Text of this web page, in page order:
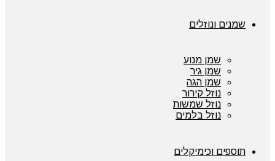
שמנים ונוזלים
שמן מנוע
שמן גיר
שמן הגה
נוזל קירור
נוזל שמשות
נוזל בלמים
תוספים וכימיקלים